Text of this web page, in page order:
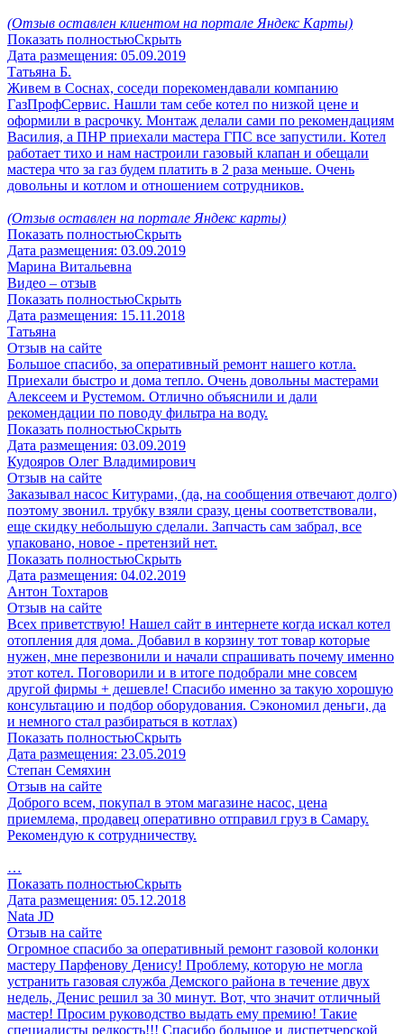
(Отзыв оставлен клиентом на портале Яндекс Карты)
Показать полностьюСкрыть
Дата размещения: 05.09.2019
Татьяна Б.
Живем в Соснах, соседи порекомендавали компанию
ГазПрофСервис. Нашли там себе котел по низкой цене и
оформили в расрочку. Монтаж делали сами по рекомендациям
Василия, а ПНР приехали мастера ГПС все запустили. Котел
работает тихо и нам настроили газовый клапан и обещали
мастера что за газ будем платить в 2 раза меньше. Очень
довольны и котлом и отношением сотрудников.
(Отзыв оставлен на портале Яндекс карты)
Показать полностьюСкрыть
Дата размещения: 03.09.2019
Марина Витальевна
Видео – отзыв
Показать полностьюСкрыть
Дата размещения: 15.11.2018
Татьяна
Отзыв на сайте
Большое спасибо, за оперативный ремонт нашего котла.
Приехали быстро и дома тепло. Очень довольны мастерами
Алексеем и Рустемом. Отлично объяснили и дали
рекомендации по поводу фильтра на воду.
Показать полностьюСкрыть
Дата размещения: 03.09.2019
Кудояров Олег Владимирович
Отзыв на сайте
Заказывал насос Китурами, (да, на сообщения отвечают долго)
поэтому звонил. трубку взяли сразу, цены соответствовали,
еще скидку небольшую сделали. Запчасть сам забрал, все
упаковано, новое - претензий нет.
Показать полностьюСкрыть
Дата размещения: 04.02.2019
Антон Тохтаров
Отзыв на сайте
Всех приветствую! Нашел сайт в интернете когда искал котел
отопления для дома. Добавил в корзину тот товар которые
нужен, мне перезвонили и начали спрашивать почему именно
этот котел. Поговорили и в итоге подобрали мне совсем
другой фирмы + дешевле! Спасибо именно за такую хорошую
консультацию и подбор оборудования. Сэкономил деньги, да
и немного стал разбираться в котлах)
Показать полностьюСкрыть
Дата размещения: 23.05.2019
Степан Семяхин
Отзыв на сайте
Доброго всем, покупал в этом магазине насос, цена
приемлема, продавец оперативно отправил груз в Самару.
Рекомендую к сотрудничеству.
…
Показать полностьюСкрыть
Дата размещения: 05.12.2018
Nata JD
Отзыв на сайте
Огромное спасибо за оперативный ремонт газовой колонки
мастеру Парфенову Денису! Проблему, которую не могла
устранить газовая служба Демского района в течение двух
недель, Денис решил за 30 минут. Вот, что значит отличный
мастер! Просим руководство выдать ему премию! Такие
специалисты редкость!!! Спасибо большое и диспетчерской